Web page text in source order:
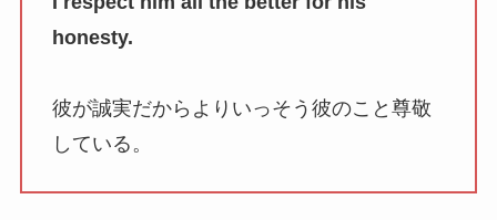
honesty.
彼が誠実だからよりいっそう彼のこと尊敬
している。